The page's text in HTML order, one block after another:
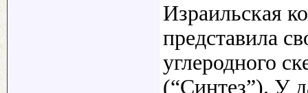
Израильская
представила
углеродного
(“Синтез”). У